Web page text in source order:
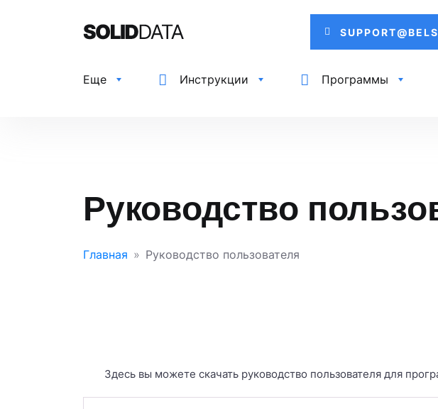
Еще Инструкции Программы
Руководство
Главная Руководство пользователя
Здесь вы можете скачать руководство пользователя для